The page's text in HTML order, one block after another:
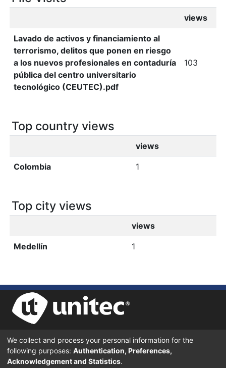
views
Lavado de activos y financiamiento al
terrorismo, delitos que ponen en riesgo
a los nuevos profesionales en contaduría
pública del centro universitario
tecnológico (CEUTEC).pdf
103
Top country views
views
Colombia 1
Top city views
views
Medellín 1
UNIVERSIDAD TECNOLÓGICA CENTROAMERICANA UNITEC
BOULEVARD KENNEDY, V-782, FRENTE A RESIDENCIAL HONDURAS.
TEGUCIGALPA, FRANCISCO MORAZÁN, 11101
We collect and process your personal information for the
following purposes: Authentication, Preferences,
Acknowledgement and Statistics.